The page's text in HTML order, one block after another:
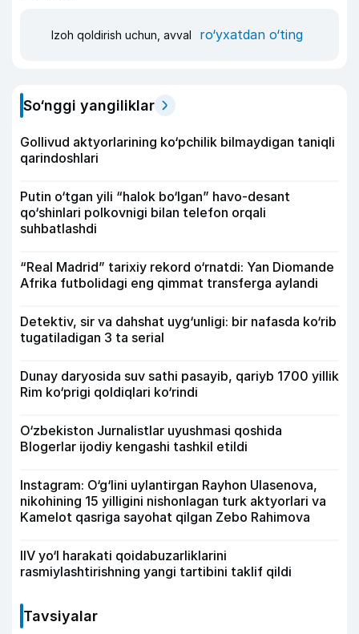
Izoh qoldirish uchun, avval ro‘yxatdan o‘ting
So‘nggi yangiliklar
Gollivud aktyorlarining ko‘pchilik bilmaydigan taniqli
qarindoshlari
Putin o‘tgan yili “halok bo‘lgan” havo-desant
qo‘shinlari polkovnigi bilan telefon orqali
suhbatlashdi
“Real Madrid” tarixiy rekord o‘rnatdi: Yan Diomande
Afrika futbolidagi eng qimmat transferga aylandi
Detektiv, sir va dahshat uyg‘unligi: bir nafasda ko‘rib
tugatiladigan 3 ta serial
Dunay daryosida suv sathi pasayib, qariyb 1700 yillik
Rim ko‘prigi qoldiqlari ko‘rindi
O‘zbekiston Jurnalistlar uyushmasi qoshida
Blogerlar ijodiy kengashi tashkil etildi
Instagram: O‘g‘lini uylantirgan Rayhon Ulasenova,
nikohining 15 yilligini nishonlagan turk aktyorlari va
Kamelot qasriga sayohat qilgan Zebo Rahimova
IIV yo‘l harakati qoidabuzarliklarini
rasmiylashtirishning yangi tartibini taklif qildi
Tavsiyalar